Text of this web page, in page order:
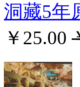
洞藏5年
￥25.00